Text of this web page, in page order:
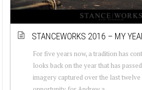
STANCEWORKS 2016 – MY
For five years now, a tradition has
looks back on the year that has
imagery captured over the last